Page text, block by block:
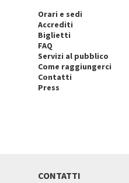
Orari e sedi
Accrediti
Biglietti
FAQ
Servizi al pubblico
Come raggiungerci
Contatti
Press
CONTATTI